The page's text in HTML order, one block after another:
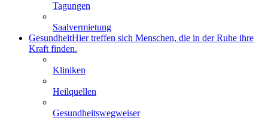
Tagungen
Saalvermietung
GesundheitHier treffen sich Menschen, die in der Ruhe ihre
Kraft finden.
Kliniken
Heilquellen
Gesundheitswegweiser